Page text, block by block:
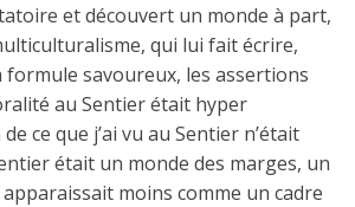
et découvert un monde à part,
qui lui fait écrire,
formule savoureux, les assertions
au Sentier était hyper
ce que j’ai vu au Sentier n’était
était un monde des marges, un
moins comme un cadre